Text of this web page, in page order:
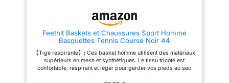
efficaces, nos chaussures de
parfaites pour diverses
activités, telles que les
l'entraînement, le camping et
même les longues distances.
Feethit Baskets et Chaussures Sport Homme
Basquettes Tennis Course Noir 44
【Tige respirante】: Ces basket homme utilisent des matériaux
supérieurs en mesh et synthétiques. Le tissu tricoté est
confortable, respirant et léger pour garder vos pieds au sec